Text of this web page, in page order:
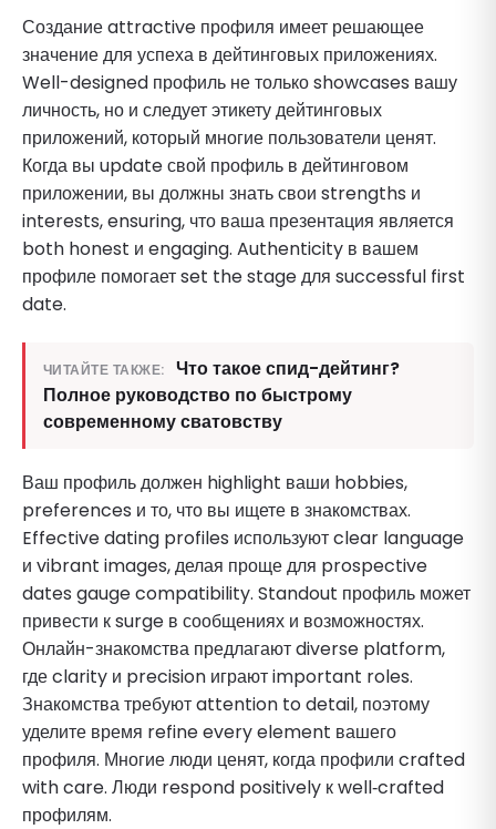
Создание attractive профиля имеет решающее
значение для успеха в дейтинговых приложениях.
Well-designed профиль не только showcases вашу
личность, но и следует этикету дейтинговых
приложений, который многие пользователи ценят.
Когда вы update свой профиль в дейтинговом
приложении, вы должны знать свои strengths и
interests, ensuring, что ваша презентация является
both honest и engaging. Authenticity в вашем
профиле помогает set the stage для successful first
date.
ЧИТАЙТЕ ТАКЖЕ:
Что такое спид-дейтинг?
Полное руководство по быстрому
современному сватовству
Ваш профиль должен highlight ваши hobbies,
preferences и то, что вы ищете в знакомствах.
Effective dating profiles используют clear language
и vibrant images, делая проще для prospective
dates gauge compatibility. Standout профиль может
привести к surge в сообщениях и возможностях.
Онлайн-знакомства предлагают diverse platform,
где clarity и precision играют important roles.
Знакомства требуют attention to detail, поэтому
уделите время refine every element вашего
профиля. Многие люди ценят, когда профили crafted
with care. Люди respond positively к well‐crafted
профилям.